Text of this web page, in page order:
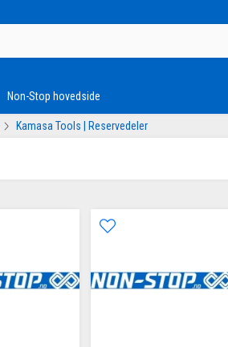
Non-Stop hovedside
Kamasa Tools | Reservedeler